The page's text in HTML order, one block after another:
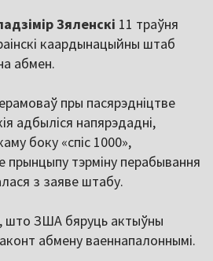
Зяленскі 11 траўня
каардынацыйны штаб
абмен.
пры пасярэдніцтве
адбыліся напярэдадні,
боку «спіс 1000»,
тэрміну перабывання
з заяве штабу.
што ЗША бяруць актыўны
абмену ваеннапалоннымі.